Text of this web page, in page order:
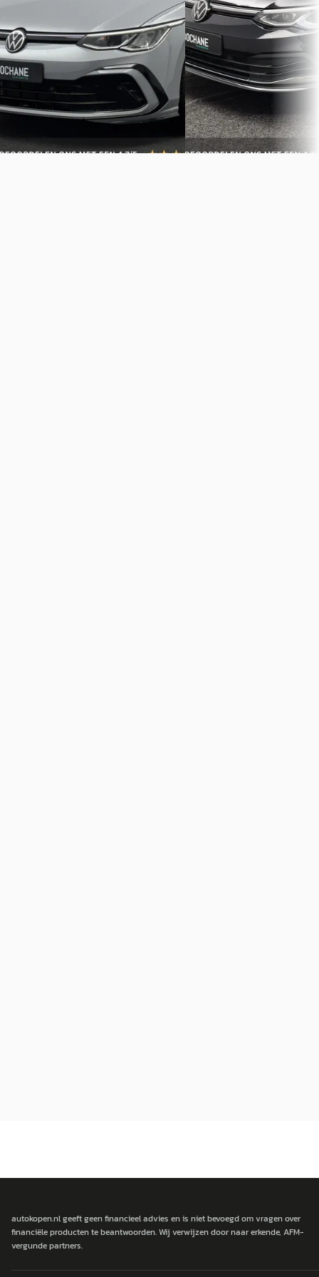
2022 · 90115 km · Benzine ·
Automaat
Occasions Zeist · Apeldoorn
4,0
106)
Bekijk aanbieding →
2024 · 20826 km · Hybride
Automaat
Bochane Utrecht
Apeldoorn 4,6(989)
Bekijk aanbieding →
Vergelijk
autokopen.nl geeft geen financieel advies en is niet bevoegd om vragen over
financiële producten te beantwoorden. Wij verwijzen door naar erkende, AFM-
vergunde partners.